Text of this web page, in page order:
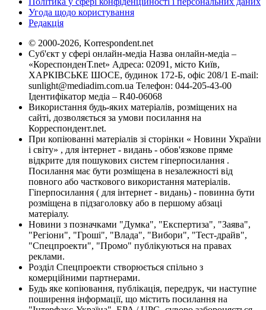
Угода щодо користування
Редакція
© 2000-2026, Korrespondent.net
Суб'єкт у сфері онлайн-медіа Назва онлайн-медіа –
«КореспонденТ.net» Адреса: 02091, місто Київ,
ХАРКІВСЬКЕ ШОСЕ, будинок 172-Б, офіс 208/1 E-mail:
sunlight@mediadim.com.ua Телефон: 044-205-43-00
Ідентифікатор медіа – R40-06068
Використання будь-яких матеріалів, розміщених на
сайті, дозволяється за умови посилання на
Корреспондент.net.
При копіюванні матеріалів зі сторінки « Новини України
і світу» , для інтернет - видань - обов'язкове пряме
відкрите для пошукових систем гіперпосилання .
Посилання має бути розміщена в незалежності від
повного або часткового використання матеріалів.
Гіперпосилання ( для інтернет - видань) - повинна бути
розміщена в підзаголовку або в першому абзаці
матеріалу.
Новини з позначками "Думка", "Експертиза", "Заява",
"Регіони", "Гроші", "Влада", "Вибори", "Тест-драйв",
"Спецпроекти", "Промо" публікуються на правах
реклами.
Розділ Спецпроекти створюється спільно з
комерційними партнерами.
Будь яке копіювання, публікація, передрук, чи наступне
поширення інформації, що містить посилання на